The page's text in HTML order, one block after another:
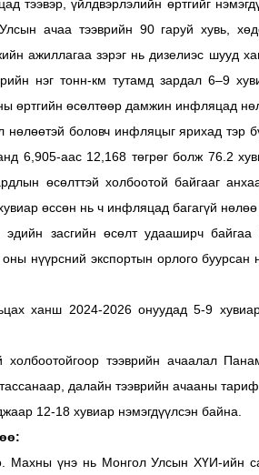
тээвэр, үйлдвэрлэлийн өртгийг
ачаа тээврийн 90 гаруй хувь,
ажиллагаа зэрэг нь дизелиэс шууд
нэг тонн-км тутамд зардал 6–9
өртгийн өсөлтөөр дамжин инфляцад
нөлөөтэй боловч инфляцыг ярихад тэр
6,905-аас 12,168 төгрөг болж 76.2
өсөлттэй холбоотой байгааг
өссөн нь ч инфляцад багагүй нөлөө
засгийн өсөлт удааширч
нүүрсний экспортын орлого
ханш 2024-2026 онуудад 5-9
холбоотойгоор тээврийн ачаалал
далайн тээврийн ачааны
12-18 хувиар нэмэгдүүлсэн байна.
Махны үнэ нь Монгол Улсын ХҮИ-ийн